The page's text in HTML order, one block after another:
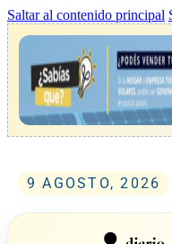
Saltar al contenido principal
9 AGOSTO, 2026